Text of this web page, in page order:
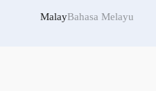
MalayBahasa Melayu